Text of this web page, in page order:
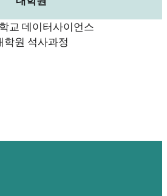
교 데이터사이언스
학원 석사과정